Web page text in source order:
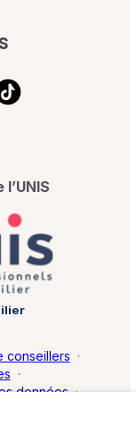
conseillers ·
·
données ·